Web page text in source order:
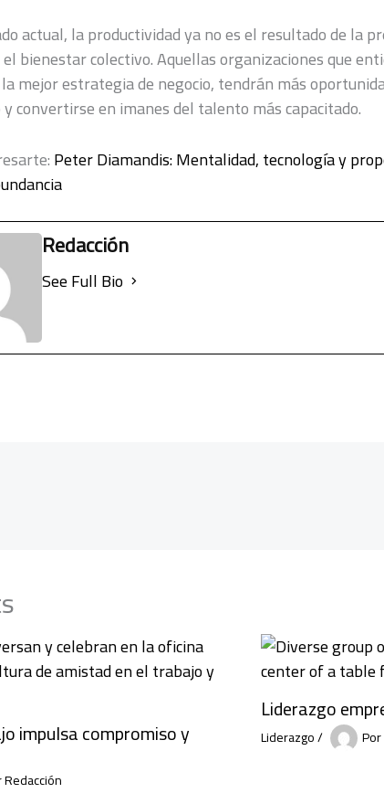
actual, la productividad ya no es el resultado de la
bienestar colectivo. Aquellas organizaciones que
mejor estrategia de negocio, tendrán más
convertirse en imanes del talento más capacitado.
Peter Diamandis: Mentalidad, tecnología y
Redacción
See Full Bio
impulsa compromiso y
Redacción
Liderazgo
Liderazgo/ Por